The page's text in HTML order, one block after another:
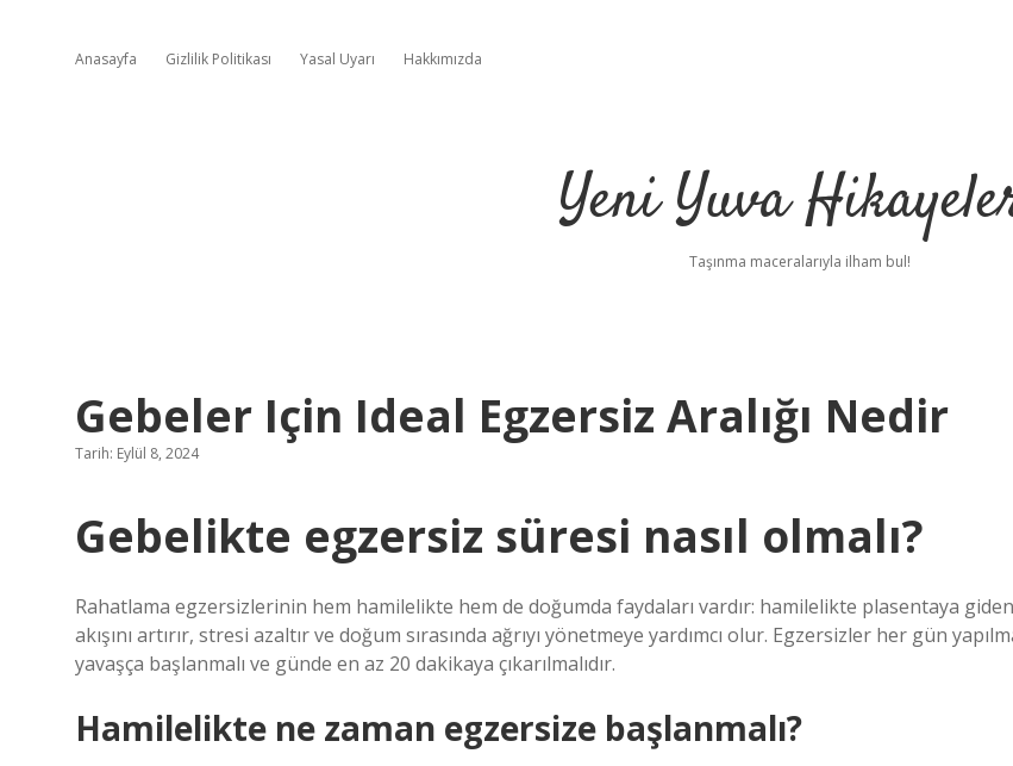
Anasayfa Gizlilik Politikası Yasal Uyarı Hakkımızda
Yeni Yuva
Taşınma maceralarıyla ilham bul!
Gebeler Için Ideal Egzersiz Aralığı Nedir
Tarih: Eylül 8, 2024
Gebelikte egzersiz süresi nasıl olmalı?
Rahatlama egzersizlerinin hem hamilelikte hem de doğumda faydaları vardır: hamilelikte plasentaya
akışını artırır, stresi azaltır ve doğum sırasında ağrıyı yönetmeye yardımcı olur. Egzersizler her gün
yavaşça başlanmalı ve günde en az 20 dakikaya çıkarılmalıdır.
Hamilelikte ne zaman egzersize başlanmalı?